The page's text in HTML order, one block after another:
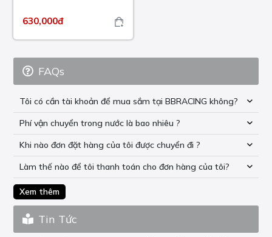
630,000đ
FAQs
Tôi có cần tài khoản để mua sắm tại BBRACING không?
Phí vận chuyển trong nước là bao nhiêu ?
Khi nào đơn đặt hàng của tôi được chuyển đi ?
Làm thế nào để tôi thanh toán cho đơn hàng của tôi?
Xem thêm
Tin Tức